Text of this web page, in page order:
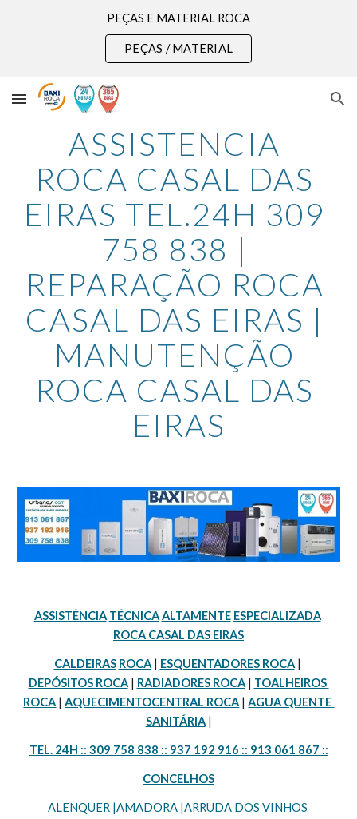
Skip to main content
PEÇAS E MATERIAL ROCA
PEÇAS / MATERIAL
ASSISTENCIA
ROCA CASAL DAS
EIRAS TEL.24H 309
758 838 |
REPARAÇÃO ROCA
CASAL DAS EIRAS |
MANUTENÇÃO
ROCA CASAL DAS
EIRAS
ASSISTÊNCIA TÉCNICA ALTAMENTE ESPECIALIZADA
ROCA CASAL DAS EIRAS
CALDEIRAS ROCA | ESQUENTADORES ROCA
DEPÓSITOS ROCA | RADIADORES ROCA | TOALHEIROS
ROCA | AQUECIMENTOCENTRAL ROCA | AGUA QUENTE
SANITÁRIA |
TEL. 24H :: 309 758 838 :: 937 192 916 :: 913 061 867 ::
CONCELHOS
ALENQUER |AMADORA |ARRUDA DOS VINHOS